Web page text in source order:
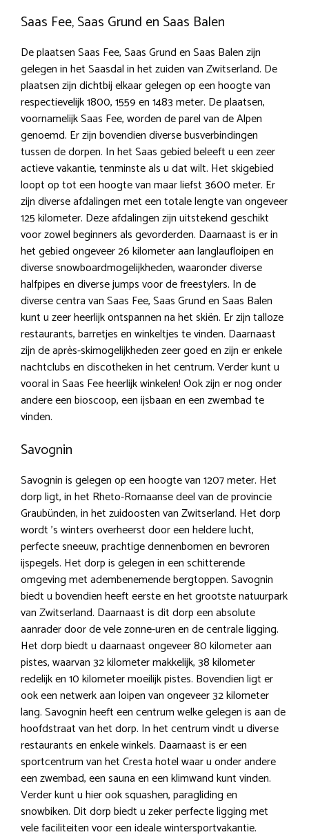
Saas Fee, Saas Grund en Saas Balen
De plaatsen Saas Fee, Saas Grund en Saas Balen zijn
gelegen in het Saasdal in het zuiden van Zwitserland. De
plaatsen zijn dichtbij elkaar gelegen op een hoogte van
respectievelijk 1800, 1559 en 1483 meter. De plaatsen,
voornamelijk Saas Fee, worden de parel van de Alpen
genoemd. Er zijn bovendien diverse busverbindingen
tussen de dorpen. In het Saas gebied beleeft u een zeer
actieve vakantie, tenminste als u dat wilt. Het skigebied
loopt op tot een hoogte van maar liefst 3600 meter. Er
zijn diverse afdalingen met een totale lengte van ongeveer
125 kilometer. Deze afdalingen zijn uitstekend geschikt
voor zowel beginners als gevorderden. Daarnaast is er in
het gebied ongeveer 26 kilometer aan langlaufloipen en
diverse snowboardmogelijkheden, waaronder diverse
halfpipes en diverse jumps voor de freestylers. In de
diverse centra van Saas Fee, Saas Grund en Saas Balen
kunt u zeer heerlijk ontspannen na het skiën. Er zijn talloze
restaurants, barretjes en winkeltjes te vinden. Daarnaast
zijn de après-skimogelijkheden zeer goed en zijn er enkele
nachtclubs en discotheken in het centrum. Verder kunt u
vooral in Saas Fee heerlijk winkelen! Ook zijn er nog onder
andere een bioscoop, een ijsbaan en een zwembad te
vinden.
Savognin
Savognin is gelegen op een hoogte van 1207 meter. Het
dorp ligt, in het Rheto-Romaanse deel van de provincie
Graubünden, in het zuidoosten van Zwitserland. Het dorp
wordt ’s winters overheerst door een heldere lucht,
perfecte sneeuw, prachtige dennenbomen en bevroren
ijspegels. Het dorp is gelegen in een schitterende
omgeving met adembenemende bergtoppen. Savognin
biedt u bovendien heeft eerste en het grootste natuurpark
van Zwitserland. Daarnaast is dit dorp een absolute
aanrader door de vele zonne-uren en de centrale ligging.
Het dorp biedt u daarnaast ongeveer 80 kilometer aan
pistes, waarvan 32 kilometer makkelijk, 38 kilometer
redelijk en 10 kilometer moeilijk pistes. Bovendien ligt er
ook een netwerk aan loipen van ongeveer 32 kilometer
lang. Savognin heeft een centrum welke gelegen is aan de
hoofdstraat van het dorp. In het centrum vindt u diverse
restaurants en enkele winkels. Daarnaast is er een
sportcentrum van het Cresta hotel waar u onder andere
een zwembad, een sauna en een klimwand kunt vinden.
Verder kunt u hier ook squashen, paragliding en
snowbiken. Dit dorp biedt u zeker perfecte ligging met
vele faciliteiten voor een ideale wintersportvakantie.